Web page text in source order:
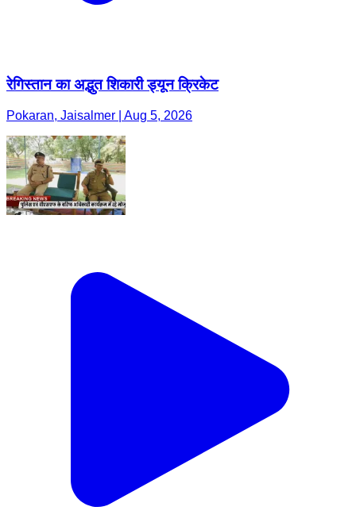
रेगिस्तान का अद्भुत शिकारी ड्यून क्रिकेट
Pokaran, Jaisalmer | Aug 5, 2026